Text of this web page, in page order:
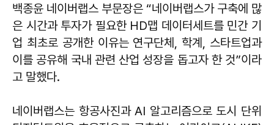
백종윤 네이버랩스 부문장은 “네이버랩스가 구축에 많
은 시간과 투자가 필요한 HD맵 데이터세트를 민간 기
업 최초로 공개한 이유는 연구단체, 학계, 스타트업과
이를 공유해 국내 관련 산업 성장을 돕고자 한 것”이라
고 말했다.
네이버랩스는 항공사진과 AI 알고리즘으로 도시 단위